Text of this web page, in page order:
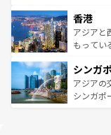
とつ。フ
ひ現地で
が旅行者
参照して
の活気が
帯で自然
いビーチ
激する。
が待って
た文化、
香港
アジアと
もってい
み、どこ
ており、
うな絶景
シンガ
アジアの
シンガポ